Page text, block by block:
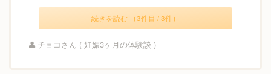
続きを読む （3件目 / 3件）
チョコさん ( 妊娠3ヶ月の体験談 )